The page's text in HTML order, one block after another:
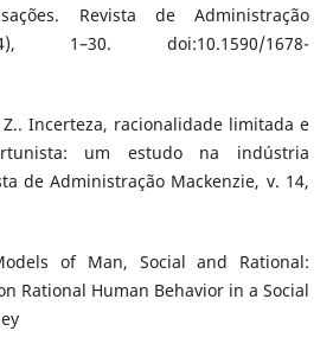
Revista de Administração
1–30. doi:10.1590/1678-
Z.. Incerteza, racionalidade limitada e
um estudo na indústria
de Administração Mackenzie, v. 14,
of Man, Social and Rational:
Rational Human Behavior in a Social